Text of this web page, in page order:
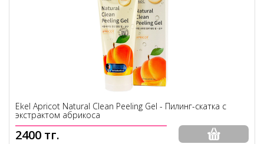
Ekel Apricot Natural Clean Peeling Gel - Пилинг-скатка с
экстрактом абрикоса
2400 тг.